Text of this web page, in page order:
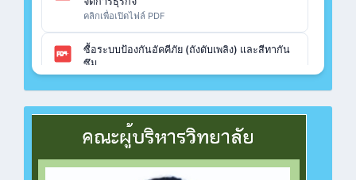
คลิกเพื่อเปิดไฟล์ PDF
ซื้อระบบป้องกันอัคคีภัย (ถังดับเพลิง) และสีทากัน
ซึม
คลิกเพื่อเปิดไฟล์ PDF
วิชาคอมพิวเตอร์
คลิกเพื่อเปิดไฟล์ PDF
ซื้อวัสดุฝึก ปวช.เรือนจำกลางฉะเชิงเทรา แผนก